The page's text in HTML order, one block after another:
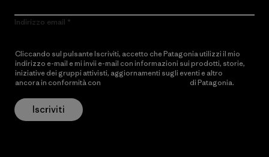
Indirizzo email
Cliccando sul pulsante Iscriviti, accetto che Patagonia utilizzi il mio
indirizzo e-mail e mi invii e-mail con informazioni sui prodotti, storie,
iniziative dei gruppi attivisti, aggiornamenti sugli eventi e altro
ancora in conformità con
di Patagonia.
Iscriviti